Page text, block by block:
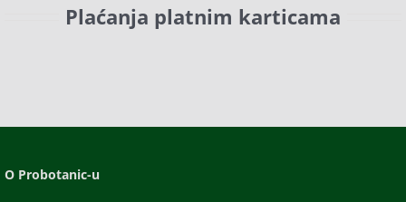
Plaćanja platnim karticama
O Probotanic-u